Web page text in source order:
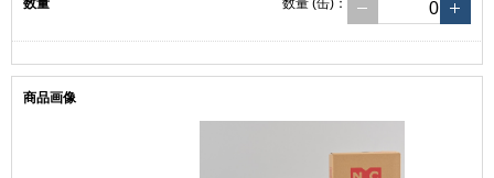
数量 (缶) ：